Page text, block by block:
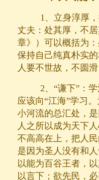
1、立身淳厚，
丈夫：处其厚，不
章》）可以概括为
保持自己纯真朴实
人要不世故，不圆滑
2、“谦下”：学
应该向“江海”学习
小河流的总汇处，
人之所以成为天下
不高高在上，把人
是因为圣人没有和
以能为百谷王者，
以言下；欲先民，